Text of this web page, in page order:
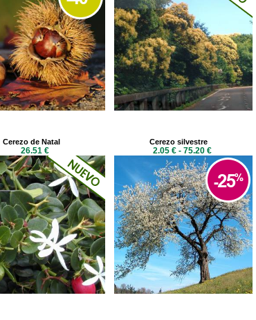
Cerezo de Natal
26.51 €
Cerezo silvestre
2.05 € - 75.20 €